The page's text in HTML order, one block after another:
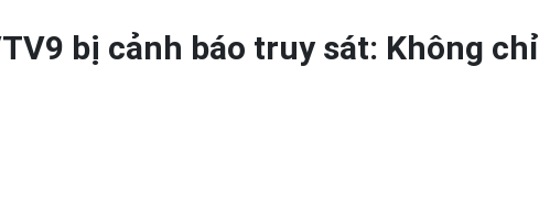
bị cảnh báo truy sát: Không chỉ